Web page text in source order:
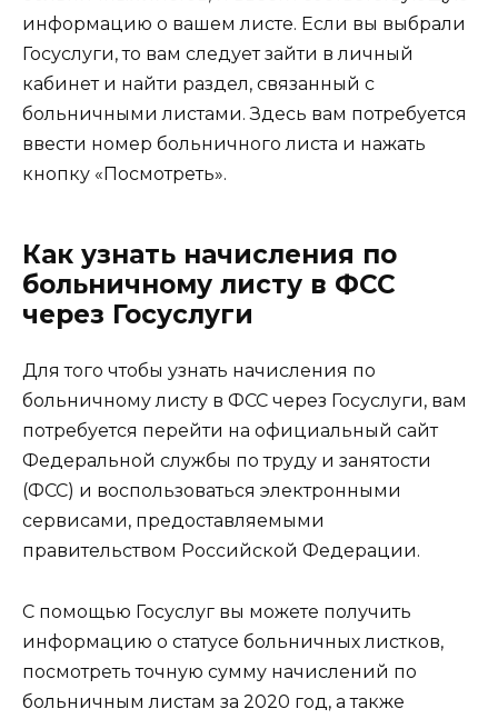
информацию о вашем листе. Если вы выбрали
Госуслуги, то вам следует зайти в личный
кабинет и найти раздел, связанный с
больничными листами. Здесь вам потребуется
ввести номер больничного листа и нажать
кнопку «Посмотреть».
Как узнать начисления по
больничному листу в ФСС
через Госуслуги
Для того чтобы узнать начисления по
больничному листу в ФСС через Госуслуги, вам
потребуется перейти на официальный сайт
Федеральной службы по труду и занятости
(ФСС) и воспользоваться электронными
сервисами, предоставляемыми
правительством Российской Федерации.
С помощью Госуслуг вы можете получить
информацию о статусе больничных листков,
посмотреть точную сумму начислений по
больничным листам за 2020 год, а также